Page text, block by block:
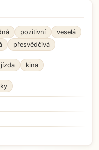
pozitivní
veselá
přesvědčivá
kina